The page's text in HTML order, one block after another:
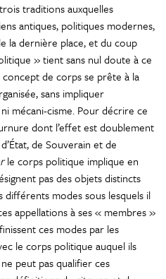
traditions auxquelles
antiques, politiques modernes,
la dernière place, et du coup
» tient sans nul doute à ce
concept de corps se prête à la
sans impliquer
mécani-cisme. Pour décrire ce
dont l’effet est doublement
de Souverain et de
le corps politique implique en
pas des objets distincts
différents modes sous lesquels il
appellations à ses « membres »
ces modes par les
le corps politique auquel ils
peut pas qualifier ces